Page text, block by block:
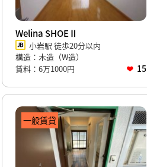
Welina SHOEⅡ
小岩駅 徒歩20分以内
構造：木造（W造）
賃料：6万1000円
15
一般賃貸